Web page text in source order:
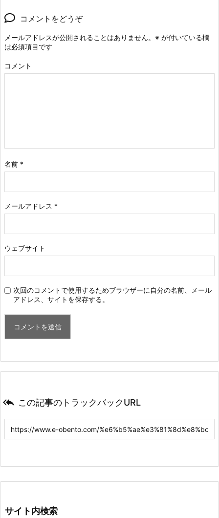
コメントをどうぞ
メールアドレスが公開されることはありません。 ※ が付いている欄
は必須項目です
コメント
名前 *
メールアドレス *
ウェブサイト
次回のコメントで使用するためブラウザーに自分の名前、メール
アドレス、サイトを保存する。
 この記事のトラックバックURL
サイト内検索